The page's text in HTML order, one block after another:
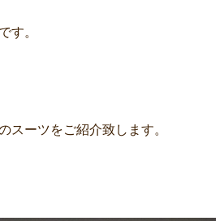
す。
スーツをご紹介致します。